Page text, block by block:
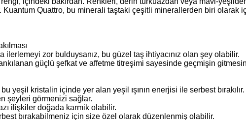
Kuantum Quattro, bu minerali taştaki çeşitli minerallerden biri olarak
ilerlemeyi zor bulduysanız, bu güzel taş ihtiyacınız olan şey olabilir.
güçlü şefkat ve affetme titreşimi sayesinde geçmişin
yeşil kristalin içinde yer alan yeşil ışının enerjisi ile serbest bırakılır.
şeyleri görmenizi sağlar.
ilişkiler doğada karmik olabilir.
bırakabilmeniz için size özel olarak düzenlenmiş olabilir.